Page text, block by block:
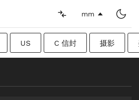
mm
US C 信封 摄影